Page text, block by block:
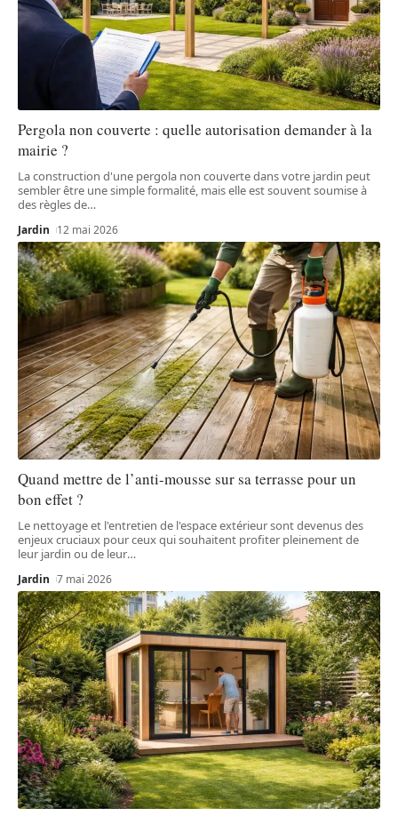
Pergola non couverte : quelle autorisation demander à la
mairie ?
La construction d'une pergola non couverte dans votre jardin peut
sembler être une simple formalité, mais elle est souvent soumise à
des règles de…
Jardin 12 mai 2026
Quand mettre de l’anti-mousse sur sa terrasse pour un
bon effet ?
Le nettoyage et l'entretien de l'espace extérieur sont devenus des
enjeux cruciaux pour ceux qui souhaitent profiter pleinement de
leur jardin ou de leur…
Jardin 7 mai 2026